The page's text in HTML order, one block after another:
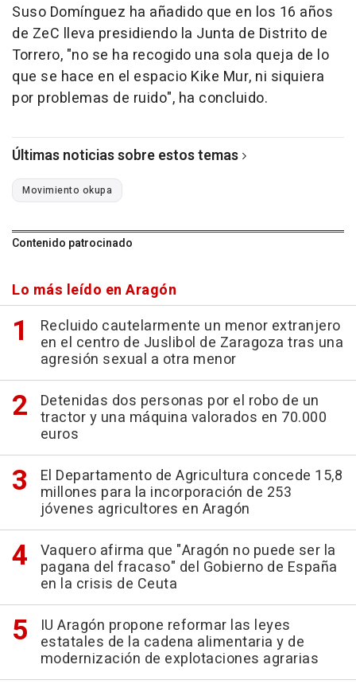
Suso Domínguez ha añadido que en los 16 años
de ZeC lleva presidiendo la Junta de Distrito de
Torrero, "no se ha recogido una sola queja de lo
que se hace en el espacio Kike Mur, ni siquiera
por problemas de ruido", ha concluido.
Últimas noticias sobre estos temas
Movimiento okupa
Contenido patrocinado
Lo más leído en Aragón
Recluido cautelarmente un menor extranjero
en el centro de Juslibol de Zaragoza tras una
agresión sexual a otra menor
Detenidas dos personas por el robo de un
tractor y una máquina valorados en 70.000
euros
El Departamento de Agricultura concede 15,8
millones para la incorporación de 253
jóvenes agricultores en Aragón
Vaquero afirma que "Aragón no puede ser la
pagana del fracaso" del Gobierno de España
en la crisis de Ceuta
IU Aragón propone reformar las leyes
estatales de la cadena alimentaria y de
modernización de explotaciones agrarias